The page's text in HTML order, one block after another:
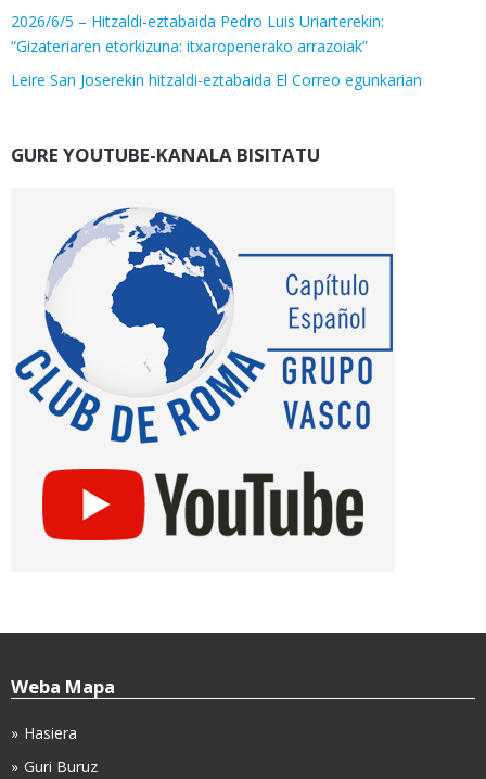
2026/6/5 – Hitzaldi-eztabaida Pedro Luis Uriarterekin:
“Gizateriaren etorkizuna: itxaropenerako arrazoiak”
Leire San Joserekin hitzaldi-eztabaida El Correo egunkarian
GURE YOUTUBE-KANALA BISITATU
Weba Mapa
Hasiera
Guri Buruz